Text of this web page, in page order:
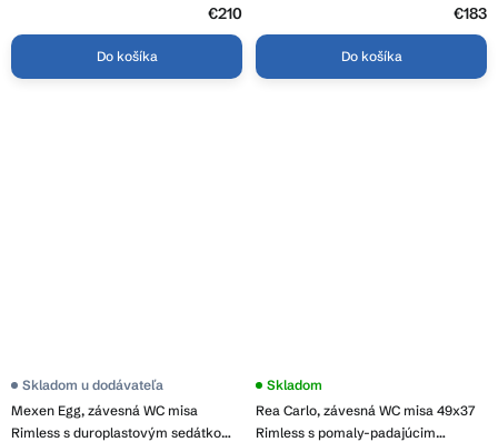
€210
Do košíka
zatváraním, biela, INV-CE-92-001-L
€183
Do košíka
Mexen Egg, závesná WC misa
Rimless s duroplastovým sedátkom
Skladom u dodávateľa
Rea Carlo, závesná WC misa 49x37
Rimless s pomaly-padajúcim
Priemerné
produktu
je
Skladom